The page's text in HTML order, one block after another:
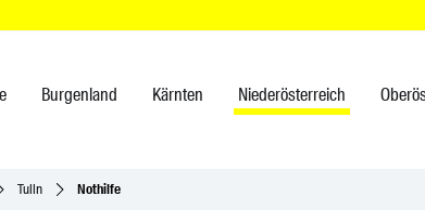
Burgenland Kärnten Niederösterreich
Tulln Nothilfe